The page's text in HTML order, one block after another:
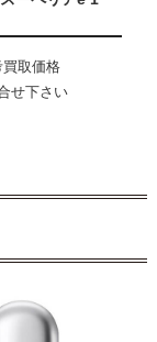
買取価格
せ下さい